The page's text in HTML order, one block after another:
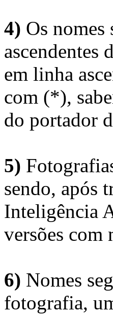
4) Os nomes
ascendentes
em linha
com (*),
do portador
5)
sendo, após
Inteligência
versões com
6) Nomes
fotografia,